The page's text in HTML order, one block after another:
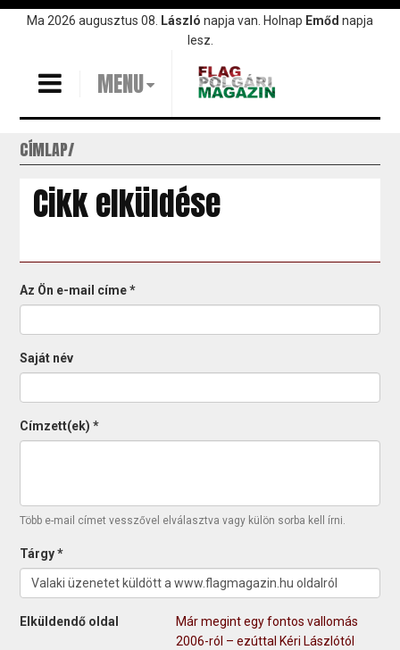
UgrásMa 2026 augusztus 08. László napja van. Holnap Emőd napja
lesz.
MENU
CÍMLAP
Cikk elküldése
Az Ön e-mail címe*
Saját név
Címzett(ek)*
Több e-mail címet vesszővel elválasztva vagy külön sorba kell írni.
Tárgy*
Elküldendő oldal
Már megint egy fontos vallomás
2006-ról – ezúttal Kéri Lászlótól